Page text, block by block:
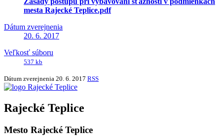
mesta Rajecké Teplice.pdf
Dátum zverejnenia
20. 6. 2017
Veľkosť súboru
537 kb
Dátum zverejnenia 20. 6. 2017 RSS
Rajecké Teplice
Mesto Rajecké Teplice